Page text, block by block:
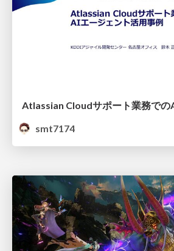
smt7174